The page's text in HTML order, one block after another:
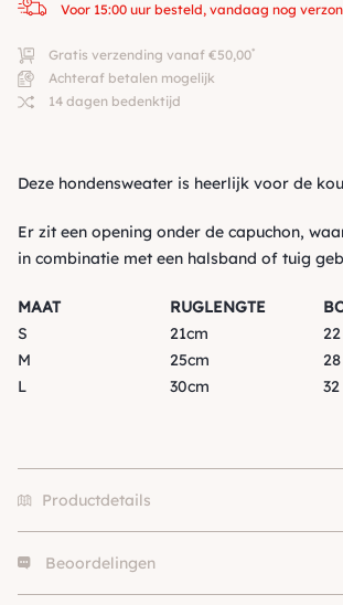
Voor 15:00 uur besteld, vandaag nog
Gratis verzending vanaf €50,00*
Achteraf betalen mogelijk
14 dagen bedenktijd
Deze hondensweater is heerlijk voor de
Er zit een opening onder de capuchon,
in combinatie met een halsband of tuig
MAAT RUGLENGTE
S
21cm
M
25cm
L
30cm
Productdetails
Size
Merk
Pinkaholic
Beoordelingen